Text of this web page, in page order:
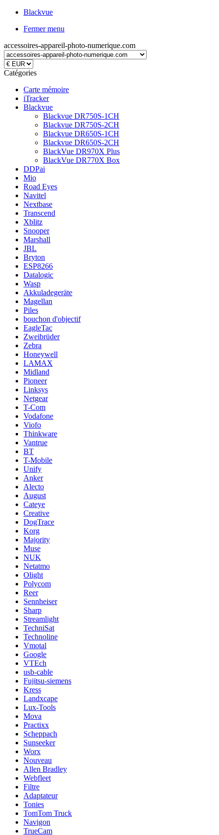
Blackvue
Fermer menu
accessoires-appareil-photo-numerique.com
Catégories
Carte mémoire
iTracker
Blackvue
Blackvue DR750S-1CH
Blackvue DR750S-2CH
Blackvue DR650S-1CH
Blackvue DR650S-2CH
BlackVue DR970X Plus
BlackVue DR770X Box
DDPai
Mio
Road Eyes
Navitel
Nextbase
Transcend
Xblitz
Snooper
Marshall
JBL
Bryton
ESP8266
Datalogic
Wasp
Akkuladegeräte
Magellan
Piles
bouchon d'objectif
EagleTac
Zweibrüder
Zebra
Honeywell
LAMAX
Midland
Pioneer
Linksys
Netgear
T-Com
Vodafone
Viofo
Thinkware
Vantrue
BT
T-Mobile
Unify
Anker
Alecto
August
Cateye
Creative
DogTrace
Korg
Majority
Muse
NUK
Netatmo
Olight
Polycom
Reer
Sennheiser
Sharp
Streamlight
TechniSat
Technoline
Vmotal
Google
VTEch
usb-cable
Fujitsu-siemens
Kress
Landxcape
Lux-Tools
Mova
Practixx
Scheppach
Sunseeker
Worx
Nouveau
Allen Bradley
Webfleet
Filtre
Adaptateur
Tonies
TomTom Truck
Navigon
TrueCam